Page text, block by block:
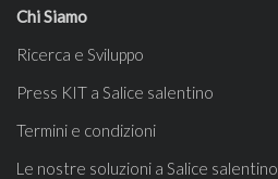
Chi Siamo
Ricerca e Sviluppo
Press KIT a Salice salentino
Termini e condizioni
Le nostre soluzioni a Salice salentino